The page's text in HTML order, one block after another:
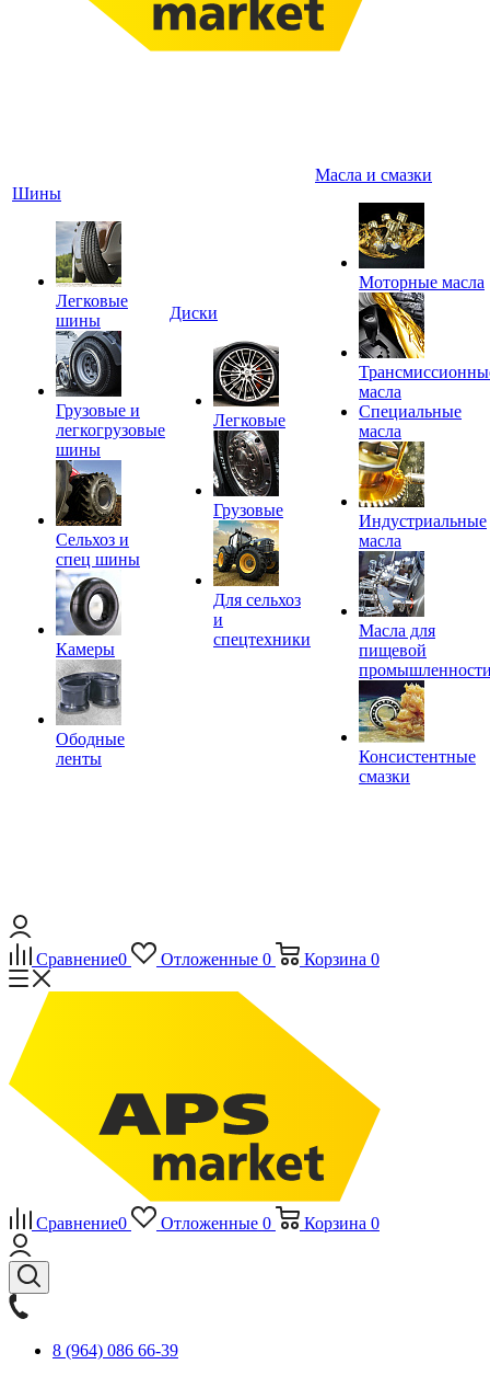
Шины
Легковые
шины
Грузовые и
легкогрузовые
шины
Сельхоз и
спец шины
Камеры
Ободные
ленты
Диски
Легковые
Грузовые
Для сельхоз
и
спецтехники
Масла и смазки
Моторные масла
масла
Специальные
масла
Индустриальные
масла
Масла для
пищевой
Консистентные
смазки
Сравнение0 Отложенные 0 Корзина 0
Сравнение0 Отложенные 0 Корзина 0
8 (964) 086 66-39